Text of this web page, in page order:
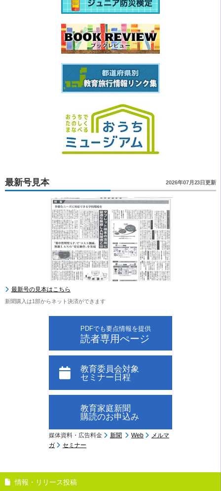
最新号見本 2026年07月23日更新
最新号の見本はこちら
新聞購入は1部からネット決済ができます
PDFでも要点情報を提供
読者専用ぺージ
教育委員会対象
セミナー日程
教育家庭新聞
購読のお申込み
媒体資料・広告料金 新聞 Web
メルマ
ガ
セミナー
情報・リリース投稿